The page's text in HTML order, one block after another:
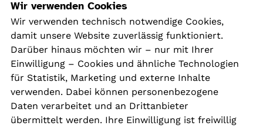
Navigation
Kontakt
Presse
Aktuelles
Karriere
Newsletter
Wir verwenden Cookies
Wir verwenden technisch notwendige Cookies,
damit unsere Website zuverlässig funktioniert.
Darüber hinaus möchten wir – nur mit Ihrer
Einwilligung – Cookies und ähnliche Technologien
für Statistik, Marketing und externe Inhalte
verwenden. Dabei können personenbezogene
Daten verarbeitet und an Drittanbieter
übermittelt werden. Ihre Einwilligung ist freiwillig